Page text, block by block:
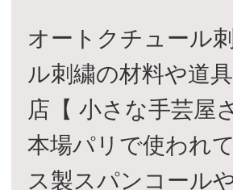
オートクチュール
ル刺繍の材料や道
店【 小さな手芸屋
本場パリで使われ
ス製スパンコール